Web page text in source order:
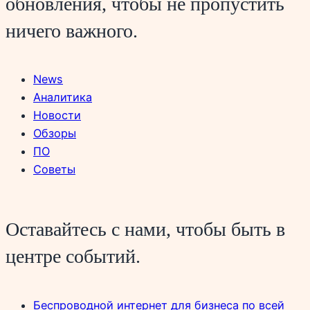
ничего важного.
News
Аналитика
Новости
Обзоры
ПО
Советы
Оставайтесь с нами, чтобы быть в
центре событий.
Беспроводной интернет для бизнеса по всей